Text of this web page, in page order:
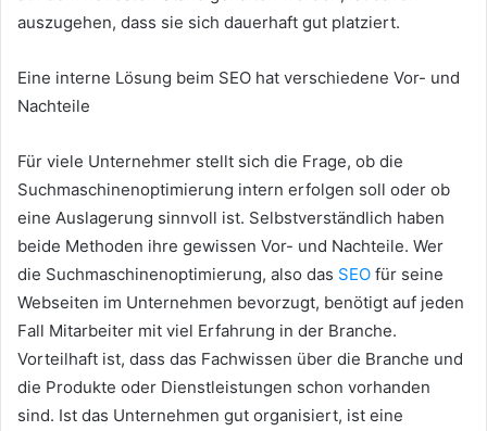
auszugehen, dass sie sich dauerhaft gut platziert.
Eine interne Lösung beim SEO hat verschiedene Vor- und
Nachteile
Für viele Unternehmer stellt sich die Frage, ob die
Suchmaschinenoptimierung intern erfolgen soll oder ob
eine Auslagerung sinnvoll ist. Selbstverständlich haben
beide Methoden ihre gewissen Vor- und Nachteile. Wer
die Suchmaschinenoptimierung, also das SEO für seine
Webseiten im Unternehmen bevorzugt, benötigt auf jeden
Fall Mitarbeiter mit viel Erfahrung in der Branche.
Vorteilhaft ist, dass das Fachwissen über die Branche und
die Produkte oder Dienstleistungen schon vorhanden
sind. Ist das Unternehmen gut organisiert, ist eine